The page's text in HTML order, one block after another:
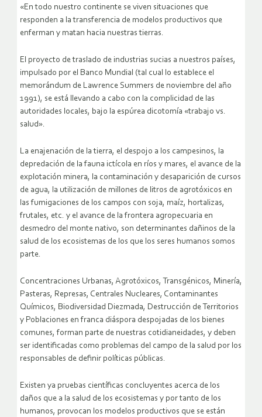
«En todo nuestro continente se viven situaciones que
responden a la transferencia de modelos productivos que
enferman y matan hacia nuestras tierras.
El proyecto de traslado de industrias sucias a nuestros países,
impulsado por el Banco Mundial (tal cual lo establece el
memorándum de Lawrence Summers de noviembre del año
1991), se está llevando a cabo con la complicidad de las
autoridades locales, bajo la espúrea dicotomía «trabajo vs.
salud».
La enajenación de la tierra, el despojo a los campesinos, la
depredación de la fauna ictícola en ríos y mares, el avance de la
explotación minera, la contaminación y desaparición de cursos
de agua, la utilización de millones de litros de agrotóxicos en
las fumigaciones de los campos con soja, maíz, hortalizas,
frutales, etc. y el avance de la frontera agropecuaria en
desmedro del monte nativo, son determinantes dañinos de la
salud de los ecosistemas de los que los seres humanos somos
parte.
Concentraciones Urbanas, Agrotóxicos, Transgénicos, Minería,
Pasteras, Represas, Centrales Nucleares, Contaminantes
Químicos, Biodiversidad Diezmada, Destrucción de Territorios
y Poblaciones en franca diáspora despojadas de los bienes
comunes, forman parte de nuestras cotidianeidades, y deben
ser identificadas como problemas del campo de la salud por los
responsables de definir políticas públicas.
Existen ya pruebas científicas concluyentes acerca de los
daños que a la salud de los ecosistemas y por tanto de los
humanos, provocan los modelos productivos que se están